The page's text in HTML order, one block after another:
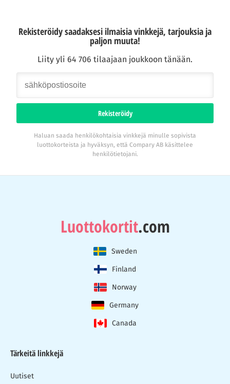
Rekisteröidy saadaksesi ilmaisia vinkkejä, tarjouksia ja
paljon muuta!
Liity yli 64 706 tilaajaan joukkoon tänään.
Rekisteröidy
Haluan saada henkilökohtaisia vinkkejä minulle sopivista
luottokorteista ja hyväksyn, että Compary AB käsittelee
henkilötietojani.
Luottokortit.com
Sweden
Finland
Norway
Germany
Canada
Tärkeitä linkkejä
Uutiset